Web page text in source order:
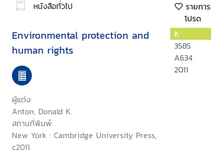
หนังสือทั่วไป
รายการ
โปรด
Environmental protection and
human rights
ผู้แต่ง:
Anton, Donald K.
สถานที่พิมพ์:
New York : Cambridge University Press,
c2011.
K
3585
A634
2011